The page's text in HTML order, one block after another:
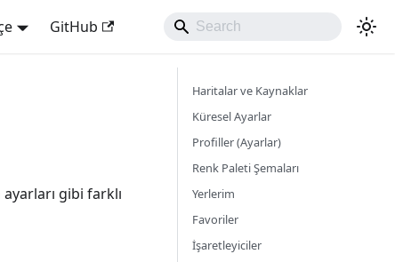
GitHub
gibi farklı
Haritalar ve Kaynaklar
Küresel Ayarlar
Profiller (Ayarlar)
Renk Paleti Şemaları
Yerlerim
Favoriler
İşaretleyiciler